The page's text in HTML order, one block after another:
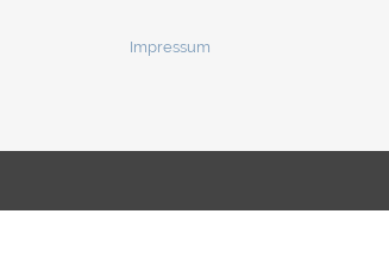
Impressum